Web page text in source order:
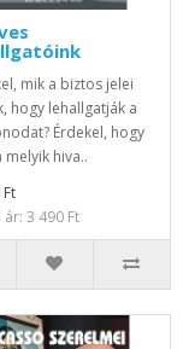
mik a biztos jelei
hogy lehallgatják a
Érdekel, hogy
melyik hiva..
3 490 Ft